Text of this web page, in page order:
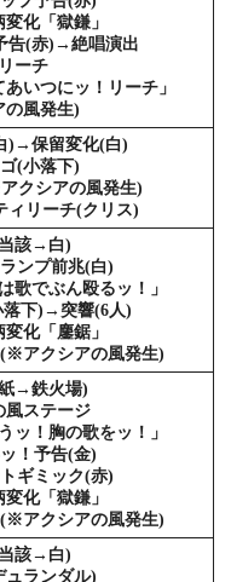
化「獄鎌」
告(赤)→絶唱演出
ーチ
いつにッ！リーチ」
風発生)
)→保留変化(白)
(小落下)
クシアの風発生)
ィリーチ(クリス)
該→白)
ンプ前兆(白)
歌でぶん殴るッ！」
下)→突響(6人)
化「鏖鋸」
アクシアの風発生)
→鉄火場)
ステージ
ッ！胸の歌をッ！」
！予告(金)
ギミック(赤)
化「獄鎌」
アクシアの風発生)
該→白)
ランダル)